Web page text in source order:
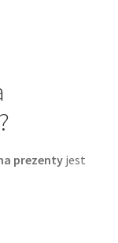
prezentyjest